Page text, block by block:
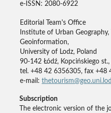
e-ISSN: 2080-6922
Editorial Team's Office
Institute of Urban Geography,
Geoinformation,
University of Lodz, Poland
90-142 Łódź, Kopcińskiego
tel. +48 42 6356305, fax +48
e-mail:
Subscription
The electronic version of the